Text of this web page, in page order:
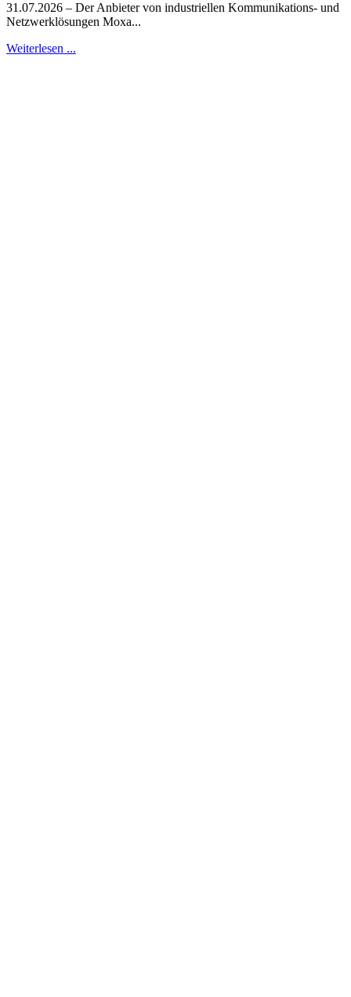
31.07.2026 – Der Anbieter von industriellen Kommunikations- und
Netzwerklösungen Moxa...
Weiterlesen ...